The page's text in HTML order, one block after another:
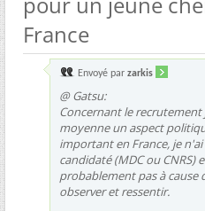
France
Envoyé par zarkis
@ Gatsu:
Concernant le
moyenne un aspect
important en France, je
candidaté (MDC ou CNRS)
probablement pas à cause
observer et ressentir.